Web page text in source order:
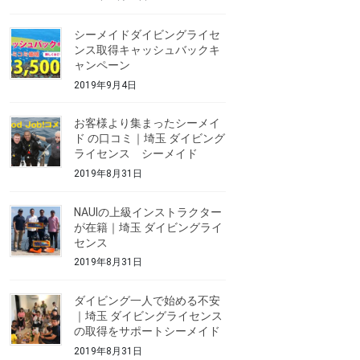
シーメイドダイビングライセ
ンス取得キャッシュバックキ
ャンペーン
2019年9月4日
お客様より集まったシーメイ
ド の口コミ｜埼玉 ダイビング
ライセンス シーメイド
2019年8月31日
NAUIの上級インストラクター
が在籍｜埼玉 ダイビングライ
センス
2019年8月31日
ダイビング一人で始める不安
｜埼玉 ダイビングライセンス
の取得をサポートシーメイド
2019年8月31日